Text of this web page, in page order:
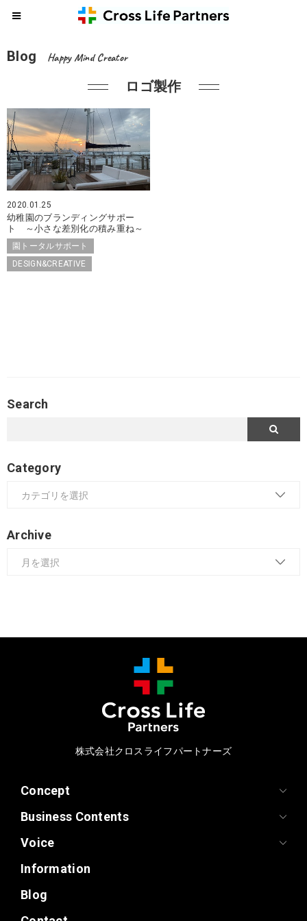
Blog Happy Mind Creator
ロゴ製作
2020.01.25
幼稚園のブランディングサポー
ト ～小さな差別化の積み重ね～
園トータルサポート
DESIGN&CREATIVE
Search
Category
Archive
株式会社クロスライフパートナーズ
Concept
Business Contents
Voice
Information
Blog